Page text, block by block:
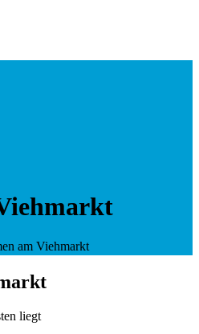
am Viehmarkt
liegt